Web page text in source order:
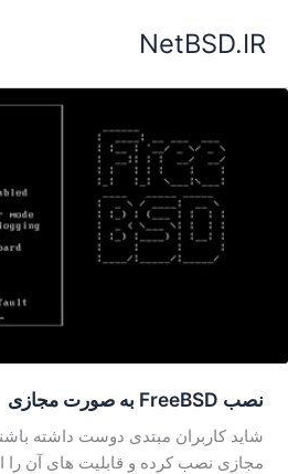
NetBSD.IR
نصب FreeBSD به صورت مجازی
مجازی نصب کرده و قابلیت های آن را